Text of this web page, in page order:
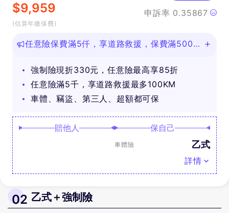
$9,959
(估算年繳保費)
申訴率 0.35867
任意險保費滿5仟，享道路救援，保費滿500即
強制險現折330元，任意險最高享85折
任意險滿5千，享道路救援最多100KM
車體、竊盜、第三人、超額都可保
賠他人 保自己
車體險 乙式
詳情
02 乙式＋強制險